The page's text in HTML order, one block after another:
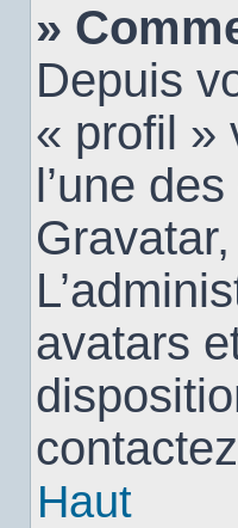
»
Depuis
« profil »
l’une
avatars
Haut